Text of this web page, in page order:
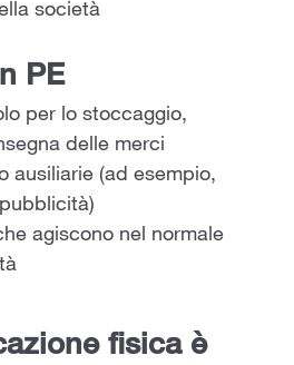
società
PE
per lo stoccaggio,
delle merci
ausiliarie (ad esempio,
agiscono nel normale
fisica è